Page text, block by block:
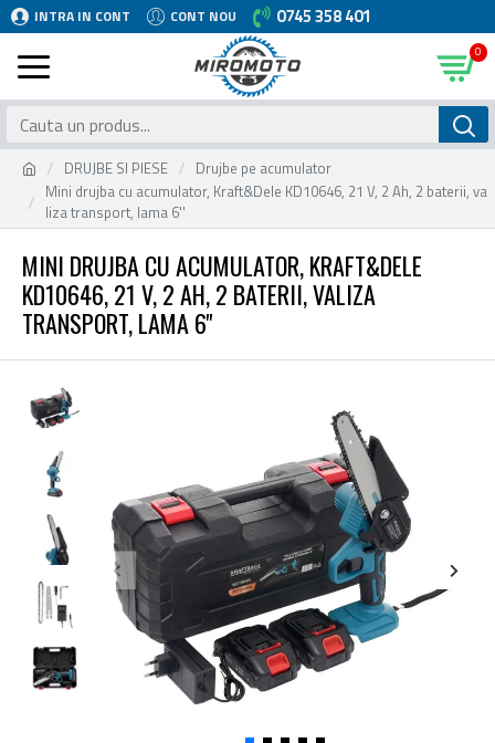
INTRA IN CONT CONT NOU 0745 358 401
0
DRUJBE SI PIESE
Drujbe pe acumulator
Mini drujba cu acumulator, Kraft&Dele KD10646, 21 V, 2 Ah, 2 baterii, va
liza transport, lama 6''
MINI DRUJBA CU ACUMULATOR, KRAFT&DELE
KD10646, 21 V, 2 AH, 2 BATERII, VALIZA
TRANSPORT, LAMA 6''